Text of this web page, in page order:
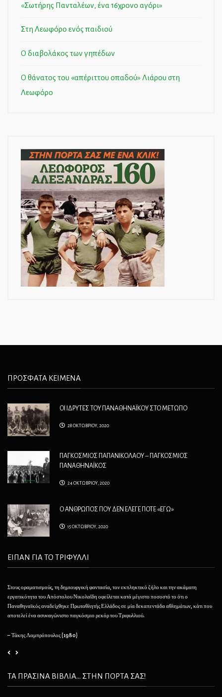
«Σωτήρης Πανταλέων, ένα 16χρονο αγόρι»
Στη Λεωφόρο ενός παιδιού
Ο διαβολάκος των γηπέδων
Ο θάνατος του «απέριττου οπαδού» Λιάρου στη
Λεωφόρο
ΠΡΟΣΦΑΤΑ ΚΕΙΜΕΝΑ
ΟΙ ΙΔΡΥΤΕΣ ΤΟΥ ΠΑΝΑΘΗΝΑΪΚΟΥ ΣΤΟ ΜΕΤΩΠΟ
28 ΟΚΤΩΒΡΙΟΥ, 2020
ΠΑΓΚΟΣΜΙΟΣ ΠΑΠΑΝΙΚΟΛΑΟΥ – ΠΑΓΚΟΣΜΙΟΣ
ΠΑΝΑΘΗΝΑΪΚΟΣ
24 ΟΚΤΩΒΡΙΟΥ, 2020
Ο ΑΝΘΡΩΠΟΣ ΠΟΥ ΔΕΝ ΕΛΕΓΕ ΠΟΤΕ «ΕΓΩ»
15 ΟΚΤΩΒΡΙΟΥ, 2020
ΕΙΠΑΝ ΓΙΑ ΤΟ ΤΡΙΦΥΛΛΙ
Στους οραματισμούς, τη δημιουργική φαντασία, τον εκπληκτικό ζήλο και την ακάματη
εργατικότητα του Απόστολου Νικολαΐδη οφείλεται κατά μέγιστο ποσοστό το ότι ο
Παναθηναϊκός αναδείχθηκε Πρωταθλητής Ελλάδος σε μία δεκαπεντάδα αθλημάτων, κάτι που
αποτελεί ένα ασυναγώνιστο παγκόσμιο ρεκόρ του Τριφυλλιού.
– Τάκης Λαμπρόπουλος (1980)
ΤΑ ΠΡΑΣΙΝΑ ΒΙΒΛΙΑ... ΣΤΗΝ ΠΟΡΤΑ ΣΑΣ!